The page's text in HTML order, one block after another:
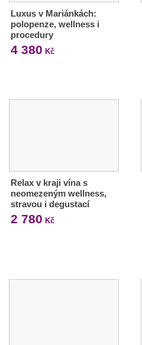
Luxus v Mariánkách:
polopenze, wellness i
procedury
4 380 Kč
Relax v kraji vína s
neomezeným wellness,
stravou i degustací
2 780 Kč